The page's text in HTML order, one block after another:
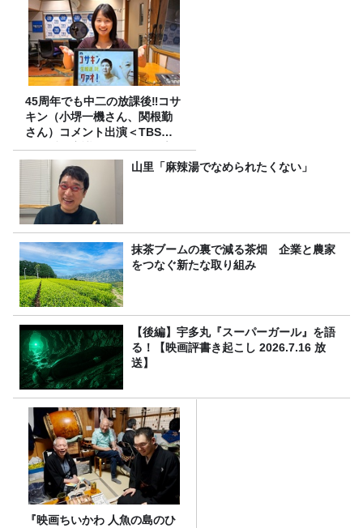
45周年でも中二の放課後‼コサ
キン（小堺一機さん、関根勤
さん）コメント出演＜TBSラ
ジオ番組審議会からのご報告
＞
山里「麻辣湯でなめられたくない」
抹茶ブームの裏で減る茶畑 企業と農家
をつなぐ新たな取り組み
【後編】宇多丸『スーパーガール』を語
る！【映画評書き起こし 2026.7.16 放
送】
『映画ちいかわ 人魚の島のひ